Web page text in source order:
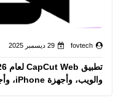
fovtech 29 ديسمبر 2025
والويب، وأجهزة iPhone، وأجهزة Android